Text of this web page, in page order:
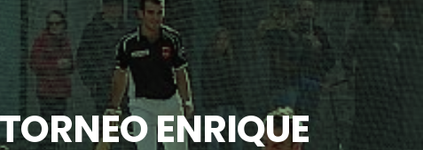
ENRIQUE